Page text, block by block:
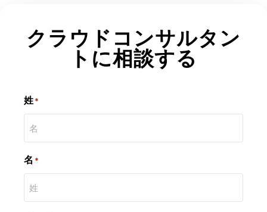
クラウドコンサルタン
トに相談する
姓*
名 *